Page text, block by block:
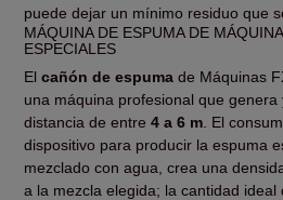
puede dejar un mínimo residuo que
MÁQUINA DE ESPUMA DE
ESPECIALES
El cañón de espumade Máquinas
una máquina profesional que
distancia de entre 4 a 6 m. El
dispositivo para producir la espuma
mezclado con agua, crea una
a la mezcla elegida; la cantidad